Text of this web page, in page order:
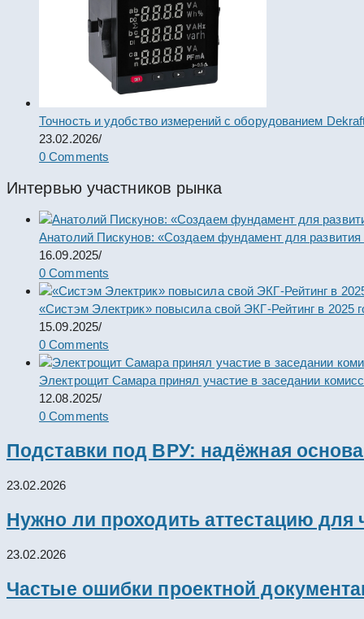
Точность и удобство измерений с оборудованием
23.02.2026/
0 Comments
Интервью участников рынка
Анатолий Пискунов: «Создаем фундамент для развития
16.09.2025/
0 Comments
«Систэм Электрик» повысила свой ЭКГ-Рейтинг в 2025
15.09.2025/
0 Comments
Электрощит Самара принял участие в заседании
12.08.2025/
0 Comments
Подставки под ВРУ: надёжная
23.02.2026
Нужно ли проходить аттестацию для
23.02.2026
Частые ошибки проектной